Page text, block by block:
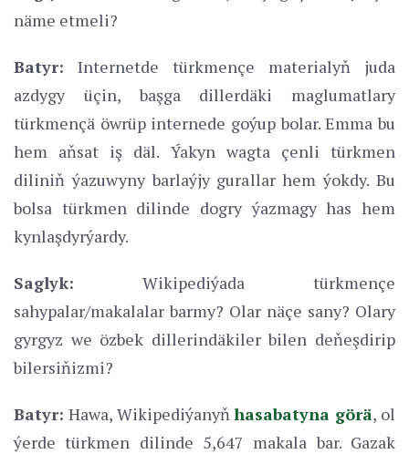
näme etmeli?
Batyr: Internetde türkmençe materialyň juda
azdygy üçin, başga dillerdäki maglumatlary
türkmençä öwrüp internede goýup bolar. Emma bu
hem aňsat iş däl. Ýakyn wagta çenli türkmen
diliniň ýazuwyny barlaýjy gurallar hem ýokdy. Bu
bolsa türkmen dilinde dogry ýazmagy has hem
kynlaşdyrýardy.
Saglyk: Wikipediýada türkmençe
sahypalar/makalalar barmy? Olar näçe sany? Olary
gyrgyz we özbek dillerindäkiler bilen deňeşdirip
bilersiňizmi?
Batyr: Hawa, Wikipediýanyňhasabatyna görä, ol
ýerde türkmen dilinde 5,647 makala bar. Gazak